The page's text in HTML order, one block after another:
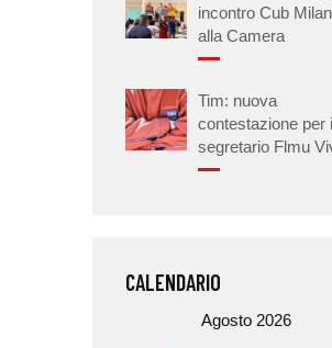
incontro Cub
alla Camera
Tim: nuova
contestazione per
segretario Flmu
CALENDARIO
Agosto 2026